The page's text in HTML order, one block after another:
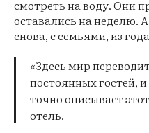
смотреть на воду. Они
оставались на неделю.
снова, с семьями, из
«Здесь мир
постоянных гостей,
точно описывает
отель.